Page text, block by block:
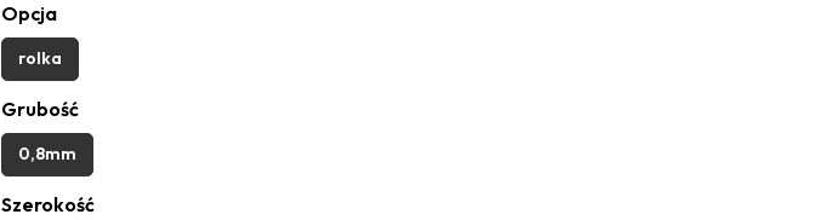
Opcja
rolka
Grubość
0,8mm
Szerokość